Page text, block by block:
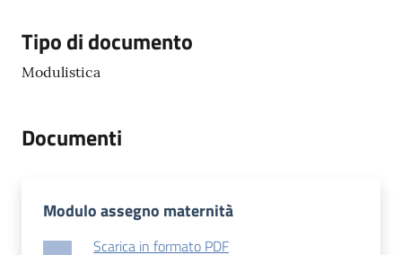
Tipo di documento
Modulistica
Documenti
Modulo assegno maternità
Scarica in formato PDF